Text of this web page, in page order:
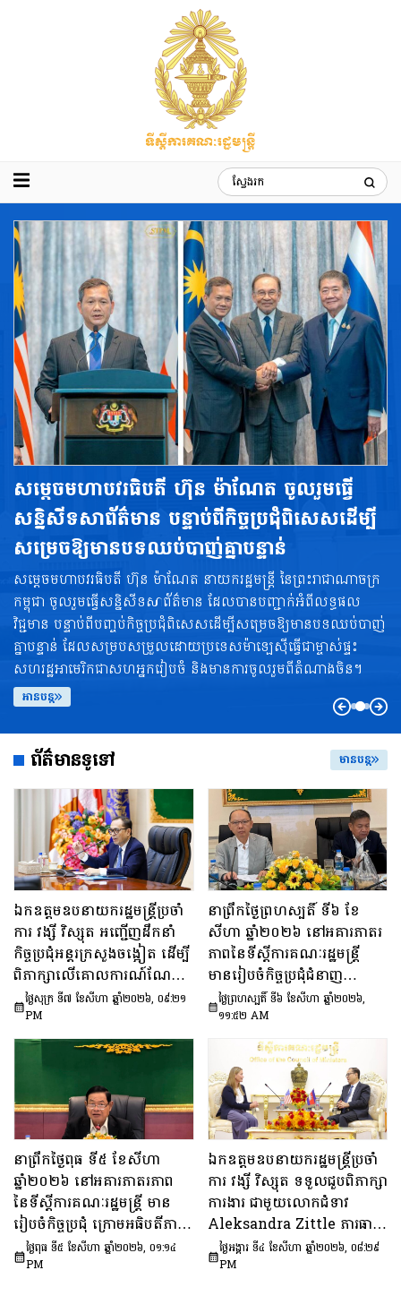
សម្តេចមហាបវរធិបតី ហ៊ុន ម៉ាណែត ចូលរួមធ្វើ
សន្និសីទសាព័ត៌មាន បន្ទាប់ពីកិច្ចប្រជុំពិសេសដើម្បី
សម្រេចឱ្យមានបទឈប់បាញ់គ្នាបន្ទាន់
សម្តេចមហាបវរធិបតី ហ៊ុន ម៉ាណែត នាយករដ្ឋមន្ត្រី នៃព្រះរាជាណាចក្រ
កម្ពុជា ចូលរួមធ្វើសន្និសីទសាព័ត៌មាន ដែលបានបញ្ជាក់អំពីលទ្ធផល
វិជ្ជមាន បន្ទាប់ពីបញ្ចប់កិច្ចប្រជុំពិសេសដើម្បីសម្រេចឱ្យមានបទឈប់បាញ់
គ្នាបន្ទាន់ ដែលសម្របសម្រួលដោយប្រទេសម៉ាឡេស៊ីធ្វើជាម្ចាស់ផ្ទះ
សហរដ្ឋអាមេរិកជាសហអ្នករៀបចំ និងមានការចូលរួមពីតំណាងចិន។
អានបន្ត
ព័ត៌មានទូទៅ មានបន្ត
ឯកឧត្តមឧបនាយករដ្ឋមន្រ្តីប្រចាំ
ការ វង្សី វិស្សុត អញ្ជើញដឹកនាំ
កិច្ចប្រជុំអន្តរក្រសួងចង្អៀត ដើម្បី
ពិភាក្សាលើគោលការណ៍​ណែនាំ
ស្តីពីការរៀបចំប្រកាស ប្រកាស
អន្តរក្រសួង និងប្រកាសរួម របស់
ក្រសួង ស្ថាប័ន
ថ្ងៃសុក្រ ទី៧ ខែសីហា ឆ្នាំ២០២៦, ០៩:២១
PM
នាព្រឹកថ្ងៃព្រហស្បតិ៍ ទី៦ ខែ
សីហា ឆ្នាំ២០២៦ នៅអគារភាតរ
ភាពនៃទីស្តីការគណៈរដ្ឋមន្រ្តី
មានរៀបចំកិច្ចប្រជុំជំនាញ
បច្ចេកទេស ក្រោមអធិបតីភាព
ឯកឧត្តម សុក ផេង រដ្ឋលេខាធិ
ការទីស្ដីការគណៈរដ្ឋមន្ត្រី អនុ
ប្រធាន និងជាប្រធាន​ក្រុម​ការងារ​
ទី៣នៃក្រុមប្រឹក្សាអ្នកច្បាប់ និង
ឯកឧត្តម ចែម ផល្លា អនុប្រធាន​
និង​ជា​ប្រធាន​ក្រុមការងារទី៣នៃ
ក្រុមប្រឹក្សាសេដ្ឋកិច្ច សង្គមកិច្ច
និង​វប្បធម៌ ដើម្បីពិនិត្យ​និង​
ពិភាក្សា​លើ «សេចក្តីព្រាង
ផែនការ​សកម្មភាពជាតិ​​ស្ដីពី​ការ
បង្ការទប់ស្កាត់​អាពាហ៍ពិពាហ៍​
នៅវ័យក្មេង​និងការ​មាន​ផ្ទៃពោះ​
នៅ​វ័យជំទង់​នៅកម្ពុជា
ថ្ងៃព្រហស្បតិ៍ ទី៦ ខែសីហា ឆ្នាំ២០២៦,
១១:៥២ AM
នាព្រឹកថ្ងៃពុធ ទី៥ ខែសីហា
ឆ្នាំ២០២៦ នៅអគារភាតរភាព
នៃទីស្តីការគណៈរដ្ឋមន្រ្តី មាន
រៀបចំកិច្ចប្រជុំ ក្រោមអធិបតីភាព
ឯកឧត្តម ឆឺយ រឿន រដ្ឋលេខាធិ
ការ​ទីស្តីការគណៈរដ្ឋមន្ត្រី ដើម្បី
ថ្ងៃពុធ ទី៥ ខែសីហា ឆ្នាំ២០២៦, ០១:១៤
PM
ឯកឧត្តមឧបនាយករដ្ឋមន្ត្រីប្រចាំ
ការ វង្សី វិស្សុត ទទួលជួបពិភាក្សា
ការងារ ជាមួយលោកជំទាវ
Aleksandra Zittle ភារធារី
ស្តីទីនៃស្ថានទូតសហរដ្ឋអាម៉េរិក
ប្រចាំកម្ពុជា
ថ្ងៃអង្គារ ទី៤ ខែសីហា ឆ្នាំ២០២៦, ០៨:២៩
PM